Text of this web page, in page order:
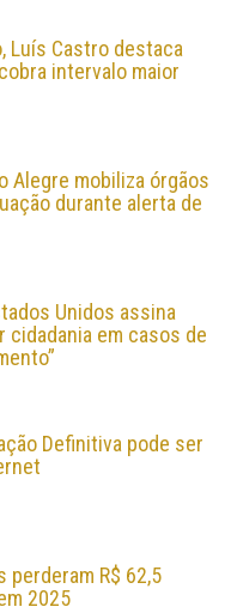
Luís Castro destaca
intervalo maior
Alegre mobiliza órgãos
durante alerta de
Unidos assina
cidadania em casos de
Definitiva pode ser
perderam R$ 62,5
2025